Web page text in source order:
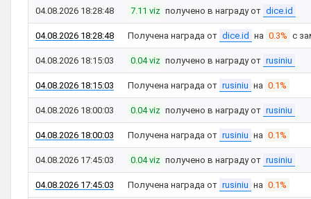
04.08.2026 18:28:48 7.11 viz получено в награду от dice.id
04.08.2026 18:28:48 Получена награда от dice.id на 0.3% с
04.08.2026 18:15:03 0.04 viz получено в награду от rusiniu
04.08.2026 18:15:03 Получена награда от rusiniu на 0.1%
04.08.2026 18:00:03 0.04 viz получено в награду от rusiniu
04.08.2026 18:00:03 Получена награда от rusiniu на 0.1%
04.08.2026 17:45:03 0.04 viz получено в награду от rusiniu
04.08.2026 17:45:03 Получена награда от rusiniu на 0.1%